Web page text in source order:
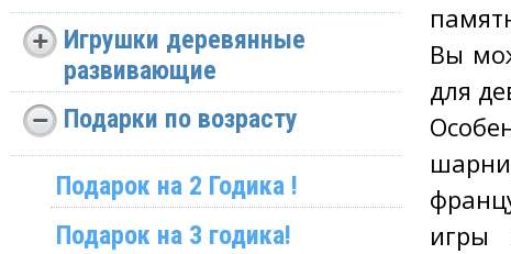
Игрушки деревянные
развивающие
Подарки по возрасту
Подарок на 2 Годика !
Подарок на 3 годика!
Вы
для
игры